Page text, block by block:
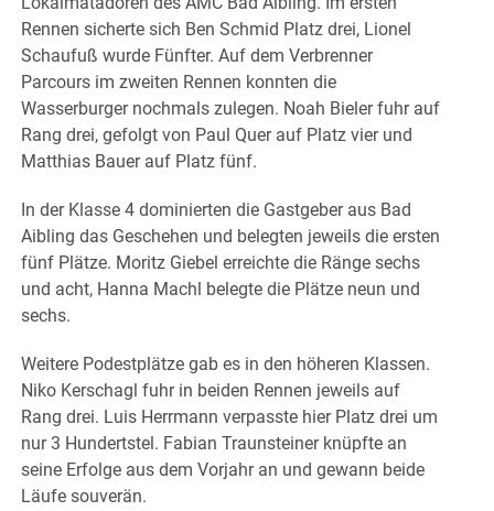
Rennen sicherte sich Ben Schmid Platz drei, Lionel
Schaufuß wurde Fünfter. Auf dem Verbrenner
Parcours im zweiten Rennen konnten die
Wasserburger nochmals zulegen. Noah Bieler fuhr auf
Rang drei, gefolgt von Paul Quer auf Platz vier und
Matthias Bauer auf Platz fünf.
In der Klasse 4 dominierten die Gastgeber aus Bad
Aibling das Geschehen und belegten jeweils die ersten
fünf Plätze. Moritz Giebel erreichte die Ränge sechs
und acht, Hanna Machl belegte die Plätze neun und
sechs.
Weitere Podestplätze gab es in den höheren Klassen.
Niko Kerschagl fuhr in beiden Rennen jeweils auf
Rang drei. Luis Herrmann verpasste hier Platz drei um
nur 3 Hundertstel. Fabian Traunsteiner knüpfte an
seine Erfolge aus dem Vorjahr an und gewann beide
Läufe souverän.